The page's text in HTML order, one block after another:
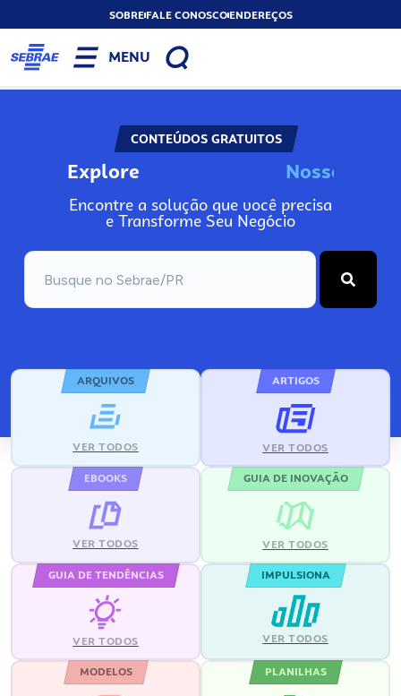
SOBREFALE CONOSCOENDEREÇOS
MENU
CONTEÚDOS GRATUITOS
Explore Noss
Encontre a solução que você precisa
e Transforme Seu Negócio
ARQUIVOS
VER TODOS
ARTIGOS
VER TODOS
EBOOKS
VER TODOS
GUIA DE INOVAÇÃO
VER TODOS
GUIA DE TENDÊNCIAS
VER TODOS
IMPULSIONA
VER TODOS
MODELOS PLANILHAS